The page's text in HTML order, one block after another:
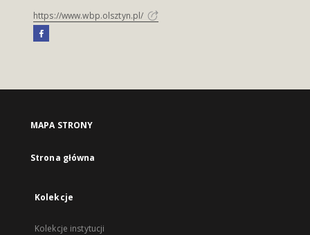
https://www.wbp.olsztyn.pl/
MAPA STRONY
Strona główna
Kolekcje
Kolekcje instytucji